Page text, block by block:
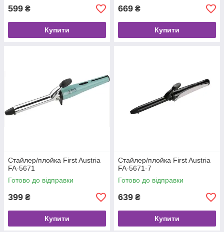
599 ₴
Купити
669 ₴
Купити
Стайлер/плойка First Austria
FA-5671
Готово до відправки
399 ₴
Купити
Стайлер/плойка First Austria
FA-5671-7
Готово до відправки
639 ₴
Купити